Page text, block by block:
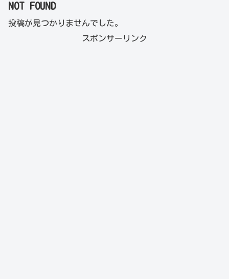
NOT FOUND
投稿が見つかりませんでした。
スポンサーリンク